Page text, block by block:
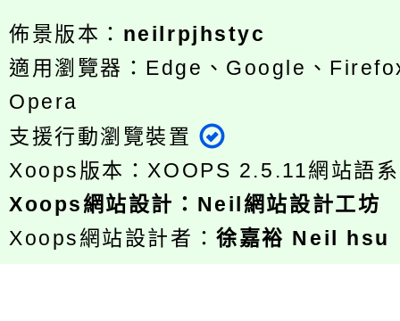
佈景版本： neilrpjhstyc
適用瀏覽器：Edge、Google、
Opera
支援行動瀏覽裝置
Xoops版本： XOOPS 2.5.11網站語
Xoops網站設計 ： Neil網站設計工坊
Xoops網站設計者：徐嘉裕 Neil hsu